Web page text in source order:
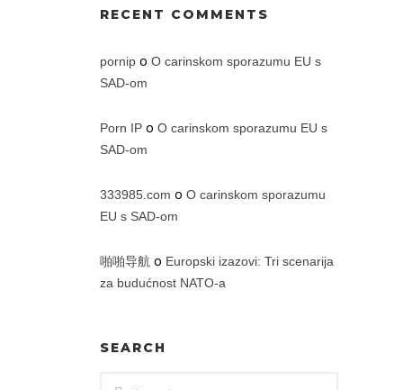
RECENT COMMENTS
pornip o O carinskom sporazumu EU s
SAD-om
Porn IP o O carinskom sporazumu EU s
SAD-om
333985.com o O carinskom sporazumu
EU s SAD-om
啪啪导航 o Europski izazovi: Tri scenarija
za budućnost NATO-a
SEARCH